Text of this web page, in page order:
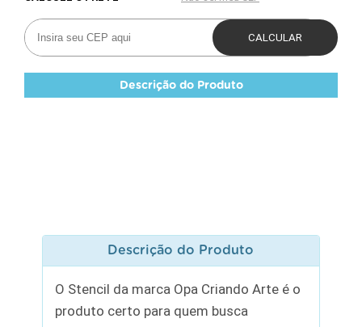
Descrição do Produto
Descrição do Produto
O Stencil da marca Opa Criando Arte é o
produto certo para quem busca